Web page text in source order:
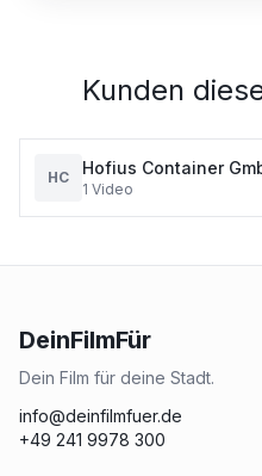
Kunden
HC Hofius Container
1 Video
DeinFilmFür
Dein Film für deine Stadt.
info@deinfilmfuer.de
+49 241 9978 300